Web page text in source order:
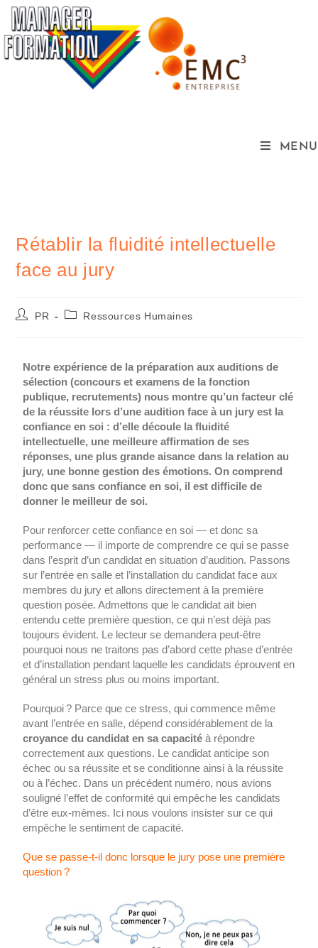
MENU
Rétablir la fluidité intellectuelle
face au jury
PR Ressources Humaines
Notre expérience de la préparation aux auditions de
sélection (concours et examens de la fonction
publique, recrutements) nous montre qu’un facteur clé
de la réussite lors d’une audition face à un jury est la
confiance en soi : d’elle découle la fluidité
intellectuelle, une meilleure affirmation de ses
réponses, une plus grande aisance dans la relation au
jury, une bonne gestion des émotions. On comprend
donc que sans confiance en soi, il est difficile de
donner le meilleur de soi.
Pour renforcer cette confiance en soi — et donc sa
performance — il importe de comprendre ce qui se passe
dans l’esprit d’un candidat en situation d’audition. Passons
sur l’entrée en salle et l’installation du candidat face aux
membres du jury et allons directement à la première
question posée. Admettons que le candidat ait bien
entendu cette première question, ce qui n’est déjà pas
toujours évident. Le lecteur se demandera peut-être
pourquoi nous ne traitons pas d’abord cette phase d’entrée
et d’installation pendant laquelle les candidats éprouvent en
général un stress plus ou moins important.
Pourquoi ? Parce que ce stress, qui commence même
avant l’entrée en salle, dépend considérablement de la
croyance du candidat en sa capacité à répondre
correctement aux questions. Le candidat anticipe son
échec ou sa réussite et se conditionne ainsi à la réussite
ou à l’échec. Dans un précédent numéro, nous avions
souligné l’effet de conformité qui empêche les candidats
d’être eux-mêmes. Ici nous voulons insister sur ce qui
empêche le sentiment de capacité.
Que se passe-t-il donc lorsque le jury pose une première
question ?